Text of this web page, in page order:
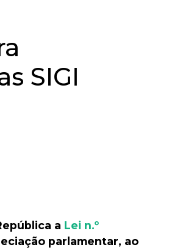
SIGI
a Lei n.º
parlamentar, ao